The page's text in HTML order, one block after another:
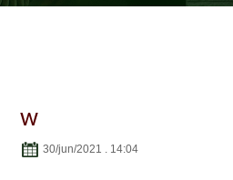
w
30/jun/2021 . 14:04